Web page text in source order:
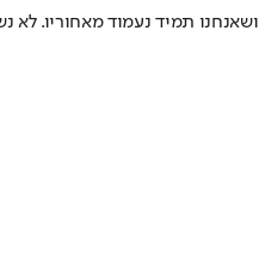
תמיד נעמוד מאחוריו. לא